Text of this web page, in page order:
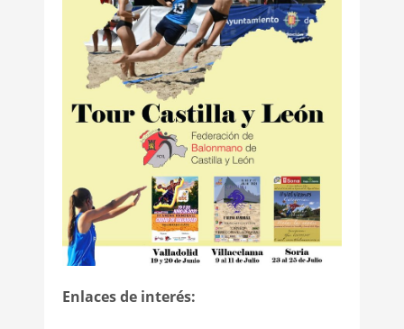
Enlaces de interés: